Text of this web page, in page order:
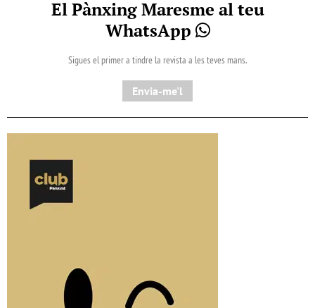
El Pànxing Maresme al teu
WhatsApp
Sigues el primer a tindre la revista a les teves mans.
Envia-me'l